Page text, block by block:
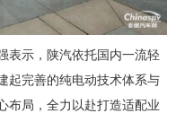
表示，陕汽依托国内一流轻
起完善的纯电动技术体系与
布局，全力以赴打造适配业